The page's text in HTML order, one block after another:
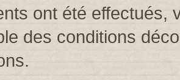
ont été effectués,
des conditions